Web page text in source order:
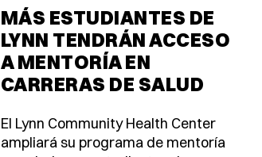
MÁS ESTUDIANTES DE
LYNN TENDRÁN ACCESO
A MENTORÍA EN
CARRERAS DE SALUD
El Lynn Community Health Center
ampliará su programa de mentoría